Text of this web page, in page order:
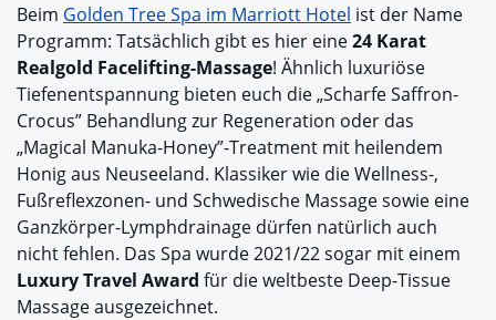
Beim Golden Tree Spa im Marriott Hotel ist der Name
Programm: Tatsächlich gibt es hier eine24 Karat
Realgold Facelifting-Massage! Ähnlich luxuriöse
Tiefenentspannung bieten euch die „Scharfe Saffron-
Crocus” Behandlung zur Regeneration oder das
„Magical Manuka-Honey”-Treatment mit heilendem
Honig aus Neuseeland. Klassiker wie die Wellness-,
Fußreflexzonen- und Schwedische Massage sowie eine
Ganzkörper-Lymphdrainage dürfen natürlich auch
nicht fehlen. Das Spa wurde 2021/22 sogar mit einem
Luxury Travel Award für die weltbeste Deep-Tissue
Massage ausgezeichnet.